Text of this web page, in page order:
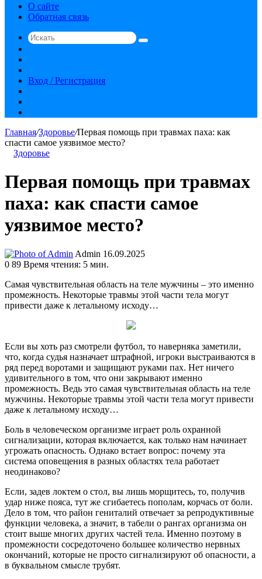
О сайте
Обратная связь
Искать
статья
Вход / Регистрация
Главная/Здоровье/Первая помощь при травмах паха: как
спасти самое уязвимое место?
Здоровье
Первая помощь при травмах
паха: как спасти самое
уязвимое место?
Admin Send
an
16.09.2025
0 89 Время чтения: 5 мин.
Самая чувствительная область на теле мужчины – это именно
промежность. Некоторые травмы этой части тела могут
привести даже к летальному исходу…
Если вы хоть раз смотрели футбол, то наверняка заметили,
что, когда судья назначает штрафной, игроки выстраиваются в
ряд перед воротами и защищают руками пах. Нет ничего
удивительного в том, что они закрывают именно
промежность. Ведь это самая чувствительная область на теле
мужчины. Некоторые травмы этой части тела могут привести
даже к летальному исходу…
Боль в человеческом организме играет роль охранной
сигнализации, которая включается, как только нам начинает
угрожать опасность. Однако встает вопрос: почему эта
система оповещения в разных областях тела работает
неодинаково?
Если, задев локтем о стол, вы лишь морщитесь, то, получив
удар ниже пояса, тут же сгибаетесь пополам, корчась от боли.
Дело в том, что район гениталий отвечает за репродуктивные
функции человека, а значит, в табели о рангах организма он
стоит выше многих других частей тела. Именно поэтому в
промежности сосредоточено большее количество нервных
окончаний, которые не просто сигнализируют об опасности, а
в буквальном смысле трубят.